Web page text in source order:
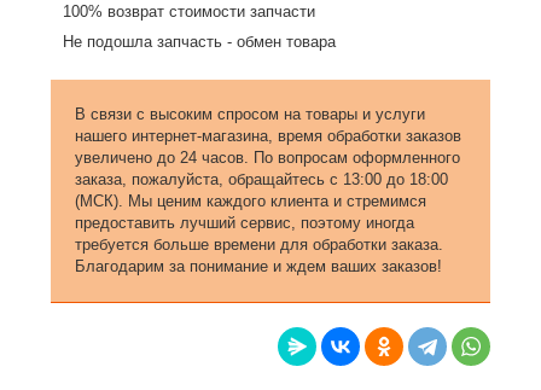
100% возврат стоимости запчасти
Не подошла запчасть - обмен товара
В связи с высоким спросом на товары и услуги
нашего интернет-магазина, время обработки заказов
увеличено до 24 часов. По вопросам оформленного
заказа, пожалуйста, обращайтесь с 13:00 до 18:00
(МСК). Мы ценим каждого клиента и стремимся
предоставить лучший сервис, поэтому иногда
требуется больше времени для обработки заказа.
Благодарим за понимание и ждем ваших заказов!